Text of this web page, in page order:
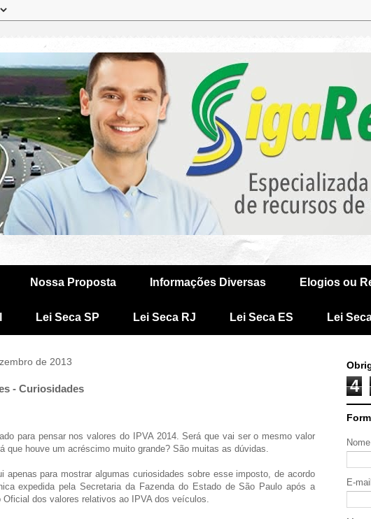
Nossa Proposta Informações Diversas Elogios ou
Lei Seca SP Lei Seca RJ Lei Seca ES Lei
de 2013
- Curiosidades
para pensar nos valores do IPVA 2014. Será que vai ser o mesmo valor
que houve um acréscimo muito grande? São muitas as dúvidas.
apenas para mostrar algumas curiosidades sobre esse imposto, de acordo
expedida pela Secretaria da Fazenda do Estado de São Paulo após a
Oficial dos valores relativos ao IPVA dos veículos.
4
Nome
E-mail